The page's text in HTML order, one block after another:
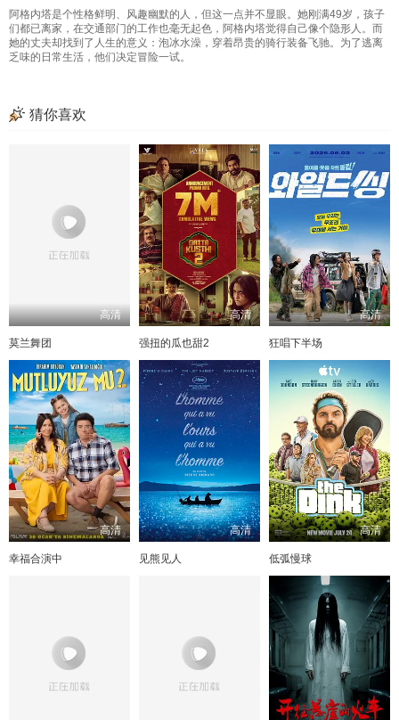
阿格内塔是个性格鲜明、风趣幽默的人，但这一点并不显眼。她刚满49岁，孩子
们都已离家，在交通部门的工作也毫无起色，阿格内塔觉得自己像个隐形人。而
她的丈夫却找到了人生的意义：泡冰水澡，穿着昂贵的骑行装备飞驰。为了逃离
乏味的日常生活，他们决定冒险一试。
猜你喜欢
高清
莫兰舞团
高清
强扭的瓜也甜2
高清
狂唱下半场
高清
幸福合演中
高清
见熊见人
高清
低弧慢球